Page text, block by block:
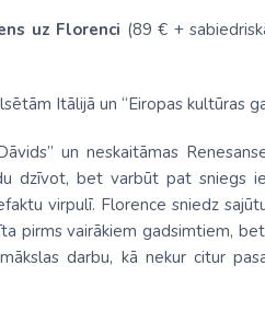
uz Florenci (89 € +
Itālijā un “Eiropas kultūras
un neskaitāmas
dzīvot, bet varbūt pat sniegs
virpulī. Florence sniedz
pirms vairākiem gadsimtiem,
darbu, kā nekur citur